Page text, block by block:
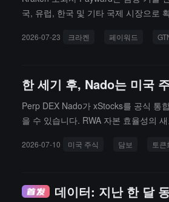
국, 유럽, 한국 및 기타 국제 시장으로
2026-07-23 크라켄 페이워드
한 세기 후, Nado는 미국
Perp DEX Nado가 xStocks를 공식 통
을 수 있습니다. RWA 자본 효율성의
2026-07-10 미국 주식 담보 토큰
데이터: 지난 한 달